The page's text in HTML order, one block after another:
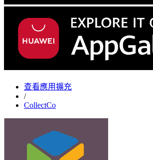
查看應用擴充
/
CollectCo